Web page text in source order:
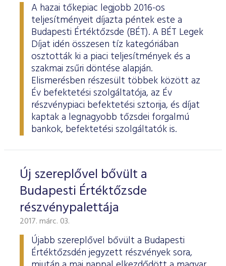
A hazai tőkepiac legjobb 2016-os
teljesítményeit díjazta péntek este a
Budapesti Értéktőzsde (BÉT). A BÉT Legek
Díjat idén összesen tíz kategóriában
osztották ki a piaci teljesítmények és a
szakmai zsűri döntése alapján.
Elismerésben részesült többek között az
Év befektetési szolgáltatója, az Év
részvénypiaci befektetési sztorija, és díjat
kaptak a legnagyobb tőzsdei forgalmú
bankok, befektetési szolgáltatók is.
Új szereplővel bővült a
Budapesti Értéktőzsde
részvénypalettája
2017. márc. 03.
Újabb szereplővel bővült a Budapesti
Értéktőzsdén jegyzett részvények sora,